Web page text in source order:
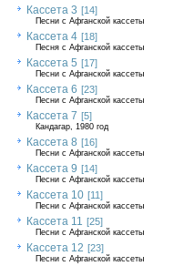
Кассета 3 [14]
Песни с Афганской кассеты
Кассета 4 [18]
Песня с Афганской кассеты
Кассета 5 [17]
Песни с Афганской кассеты
Кассета 6 [23]
Песни с Афганской кассеты
Кассета 7 [5]
Кандагар, 1980 год
Кассета 8 [16]
Песни с Афганской кассеты
Кассета 9 [14]
Песни с Афганской кассеты
Кассета 10 [11]
Песни с Афганской кассеты
Кассета 11 [25]
Песни с Афганской кассеты
Кассета 12 [23]
Песни с Афганской кассеты